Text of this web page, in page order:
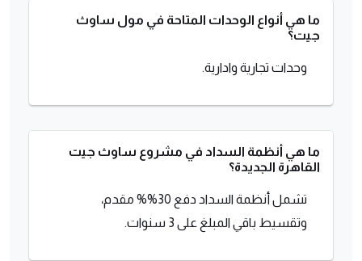
ما هي أنواع الوحدات المتاحة في مول ساوث
جيت؟
وحدات تجارية وادارية.
ما هي أنظمة السداد في مشروع ساوث جيت
القاهرة الجديدة؟
تشمل أنظمة السداد دفع 30%% مقدم،
وتقسيط باقي المبلغ على 3 سنوات.